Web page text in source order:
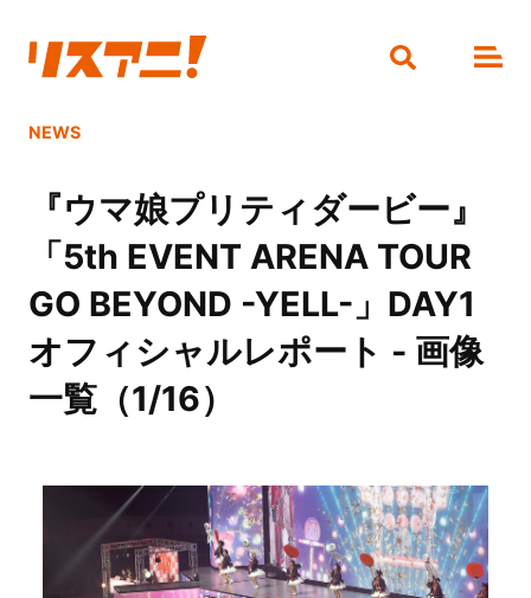
NEWS
『ウマ娘プリティダービー』
「5th EVENT ARENA TOUR
GO BEYOND -YELL-」DAY1
オフィシャルレポート - 画像
一覧（1/16）